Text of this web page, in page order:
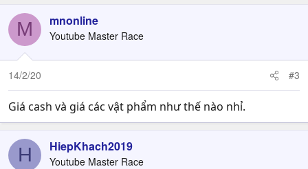
c
i
o
n
s
M mnonline
Youtube Master Race
14/2/20 #3
Giá cash và giá các vật phẩm như thế nào nhỉ.
H HiepKhach2019
Youtube Master Race